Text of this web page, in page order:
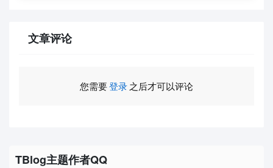
文章评论
您需要登录之后才可以评论
TBlog主题作者QQ